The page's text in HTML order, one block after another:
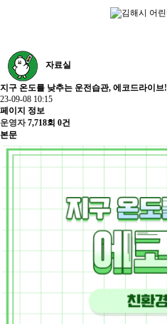
자료실
지구 온도를 낮추는 운전습관, 에코드라이브!
23-09-08 10:15
페이지 정보
운영자 7,718회 0건
본문